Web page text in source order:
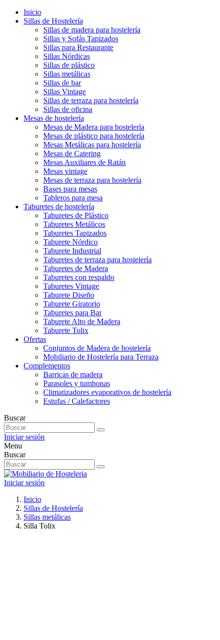
Inicio
Sillas de Hostelería
Sillas de madera para hostelería
Sillas y Sofás Tapizados
Sillas para Restaurante
Sillas Nórdicas
Sillas de plástico
Sillas metálicas
Sillas de bar
Sillas Vintage
Sillas de terraza para hostelería
Sillas de oficina
Mesas de hostelería
Mesas de Madera para hostelería
Mesas de plástico para hostelería
Mesas Metálicas para hostelería
Mesas de Catering
Mesas Auxiliares de Ratán
Mesas vintage
Mesas de terraza para hostelería
Bases para mesas
Tableros para mesa
Taburetes de hostelería
Taburetes de Plástico
Taburetes Metálicos
Taburetes Tapizados
Taburete Nórdico
Taburete Industrial
Taburetes de terraza para hostelería
Taburetes de Madera
Taburetes con respaldo
Taburetes Vintage
Taburete Diseño
Taburete Giratorio
Taburetes para Bar
Taburete Alto de Madera
Taburete Tolix
Ofertas
Conjuntos de Madera de hostelería
Mobiliario de Hostelería para Terraza
Complementos
Barricas de madera
Parasoles y tumbonas
Climatizadores evaporativos de hostelería
Estufas / Calefactores
Buscar
Iniciar sesión
Menu
Buscar
Iniciar sesión
Inicio
Sillas de Hostelería
Sillas metálicas
Silla Tolix